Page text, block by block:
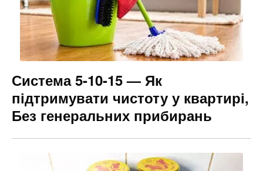
Система 5-10-15 — Як
підтримувати чистоту у квартирі,
Без генеральних прибирань